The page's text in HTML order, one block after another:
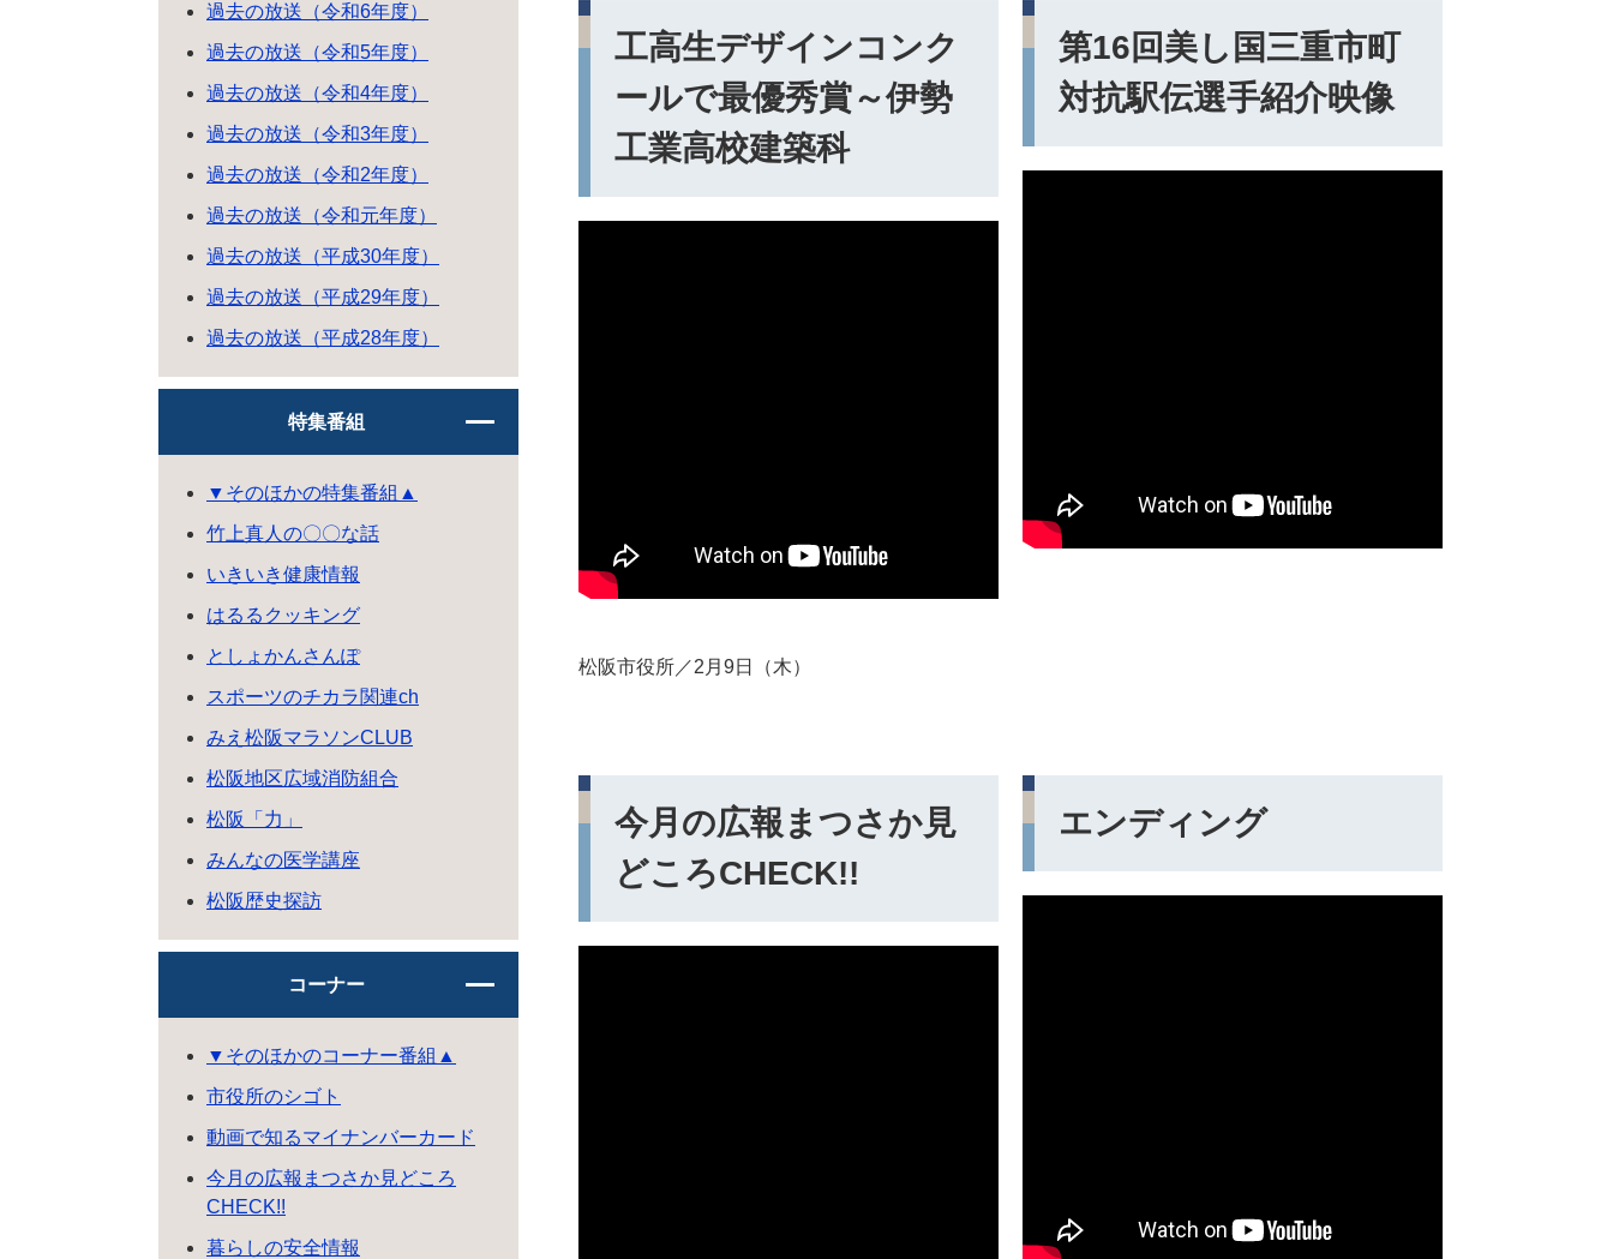
工高生デザインコンク
ールで最優秀賞～伊勢
工業高校建築科
松阪市役所／2月9日（木）
第16回美し国三重市町
対抗駅伝選手紹介映像
今月の広報まつさか見
どころCHECK!!
エンディング
過去の放送（令和6年度）
過去の放送（令和5年度）
過去の放送（令和4年度）
過去の放送（令和3年度）
過去の放送（令和2年度）
過去の放送（令和元年度）
過去の放送（平成30年度）
過去の放送（平成29年度）
過去の放送（平成28年度）
特集番組
▼そのほかの特集番組▲
竹上真人の〇〇な話
いきいき健康情報
はるるクッキング
としょかんさんぽ
スポーツのチカラ関連ch
みえ松阪マラソンCLUB
松阪地区広域消防組合
松阪「力」
みんなの医学講座
松阪歴史探訪
コーナー
▼そのほかのコーナー番組▲
市役所のシゴト
動画で知るマイナンバーカード
今月の広報まつさか見どころ
CHECK!!
暮らしの安全情報